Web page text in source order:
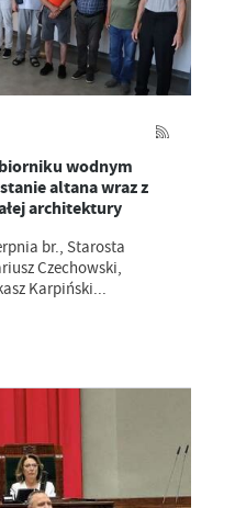
wodnym
altana wraz z
architektury
br., Starosta
Czechowski,
Karpiński...